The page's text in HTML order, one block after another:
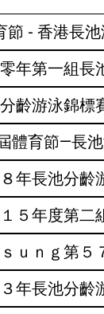
節 - 香港長
年第一組長
齡游泳錦標
體育節—長
年長池分齡
５年度第二
ｕｎｇ第
年長池分齡